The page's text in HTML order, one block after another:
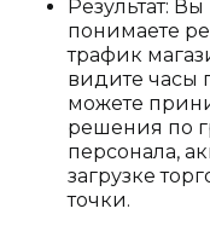
Результат: Вы
понимаете
трафик
видите часы
можете
решения по
персонала,
загрузке
точки.